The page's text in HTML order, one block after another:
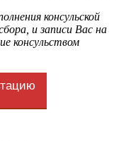
консульской
и записи Вас на
консульством